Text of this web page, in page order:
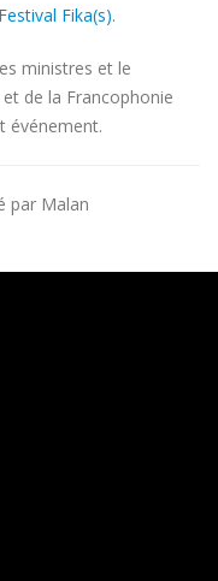
Fika(s).
ministres et le
de la Francophonie
événement.
par Malan